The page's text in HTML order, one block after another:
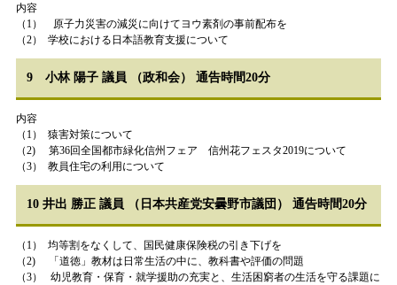
内容
（1） 原子力災害の減災に向けてヨウ素剤の事前配布を
（2） 学校における日本語教育支援について
9 小林 陽子 議員 （政和会） 通告時間20分
内容
（1） 猿害対策について
（2) 第36回全国都市緑化信州フェア 信州花フェスタ2019について
（3） 教員住宅の利用について
10 井出 勝正 議員 （日本共産党安曇野市議団） 通告時間20分
（1） 均等割をなくして、国民健康保険税の引き下げを
（2) 「道徳」教材は日常生活の中に、教科書や評価の問題
（3） 幼児教育・保育・就学援助の充実と、生活困窮者の生活を守る課題に